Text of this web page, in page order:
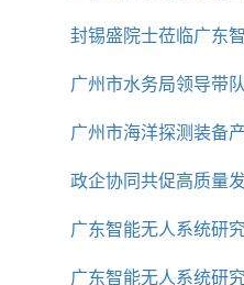
封锡盛院士莅临广东
广州市水务局领导带
广州市海洋探测装备
政企协同共促高质量
广东智能无人系统研
广东智能无人系统研